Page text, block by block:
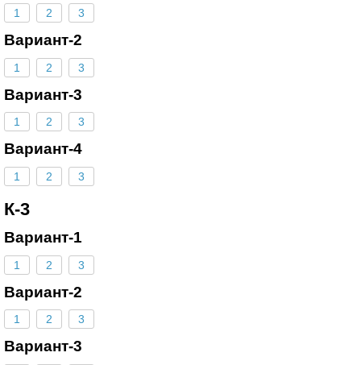
1 2 3
Вариант-2
1 2 3
Вариант-3
1 2 3
Вариант-4
1 2 3
К-3
Вариант-1
1 2 3
Вариант-2
1 2 3
Вариант-3